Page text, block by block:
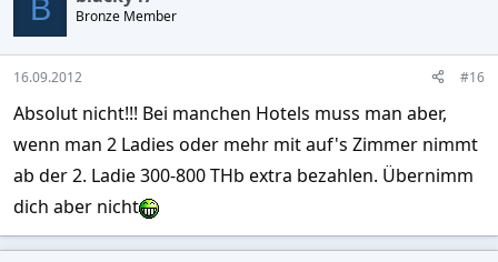
B Bronze Member
16.09.2012 #16
Absolut nicht!!! Bei manchen Hotels muss man aber,
wenn man 2 Ladies oder mehr mit auf's Zimmer nimmt
ab der 2. Ladie 300-800 THb extra bezahlen. Übernimm
dich aber nicht